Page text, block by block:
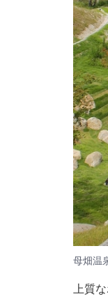
母畑温
上質